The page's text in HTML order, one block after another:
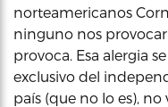
norteamericanos
ninguno nos
provoca. Esa alergia
exclusivo del
país (que no lo es),